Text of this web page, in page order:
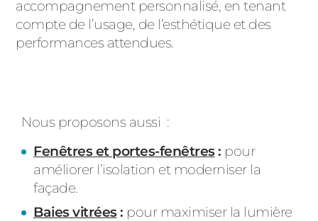
accompagnement personnalisé, en tenant
compte de l’usage, de l’esthétique et des
performances attendues.
Nous proposons aussi :
Fenêtres et portes-fenêtres: pour
améliorer l’isolation et moderniser la
façade.
Baies vitrées: pour maximiser la lumière